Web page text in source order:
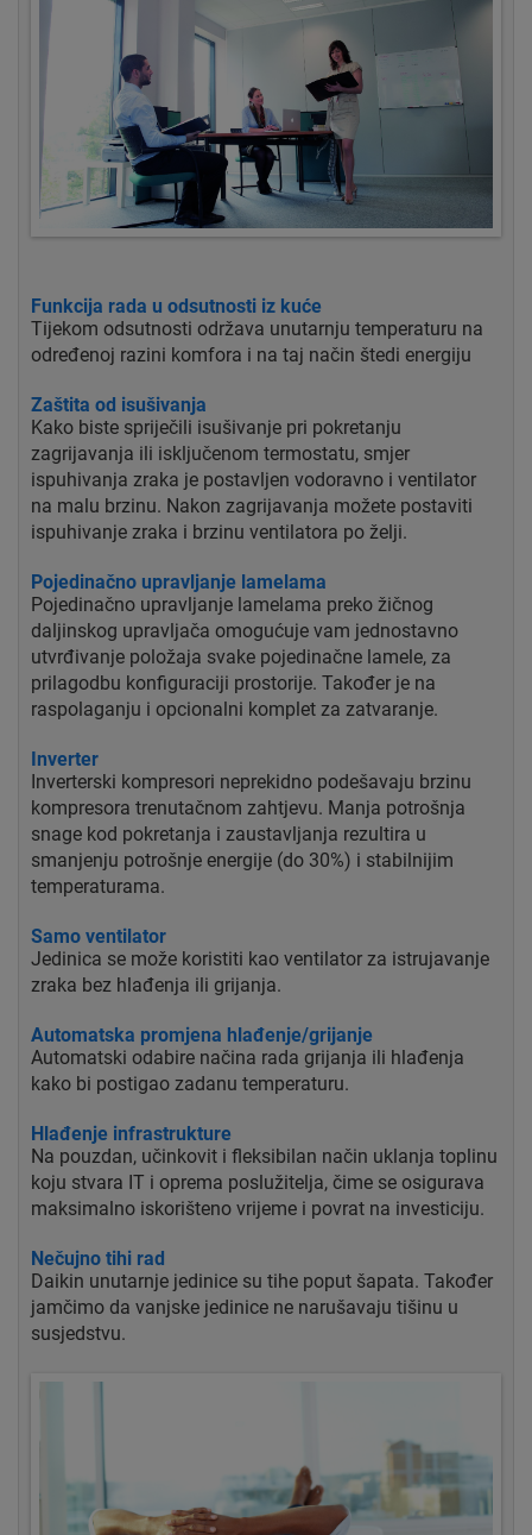
Funkcija rada u odsutnosti iz kuće
Tijekom odsutnosti održava unutarnju temperaturu na
određenoj razini komfora i na taj način štedi energiju
Zaštita od isušivanja
Kako biste spriječili isušivanje pri pokretanju
zagrijavanja ili isključenom termostatu, smjer
ispuhivanja zraka je postavljen vodoravno i ventilator
na malu brzinu. Nakon zagrijavanja možete postaviti
ispuhivanje zraka i brzinu ventilatora po želji.
Pojedinačno upravljanje lamelama
Pojedinačno upravljanje lamelama preko žičnog
daljinskog upravljača omogućuje vam jednostavno
utvrđivanje položaja svake pojedinačne lamele, za
prilagodbu konfiguraciji prostorije. Također je na
raspolaganju i opcionalni komplet za zatvaranje.
Inverter
Inverterski kompresori neprekidno podešavaju brzinu
kompresora trenutačnom zahtjevu. Manja potrošnja
snage kod pokretanja i zaustavljanja rezultira u
smanjenju potrošnje energije (do 30%) i stabilnijim
temperaturama.
Samo ventilator
Jedinica se može koristiti kao ventilator za istrujavanje
zraka bez hlađenja ili grijanja.
Automatska promjena hlađenje/grijanje
Automatski odabire načina rada grijanja ili hlađenja
kako bi postigao zadanu temperaturu.
Hlađenje infrastrukture
Na pouzdan, učinkovit i fleksibilan način uklanja toplinu
koju stvara IT i oprema poslužitelja, čime se osigurava
maksimalno iskorišteno vrijeme i povrat na investiciju.
Nečujno tihi rad
Daikin unutarnje jedinice su tihe poput šapata. Također
jamčimo da vanjske jedinice ne narušavaju tišinu u
susjedstvu.